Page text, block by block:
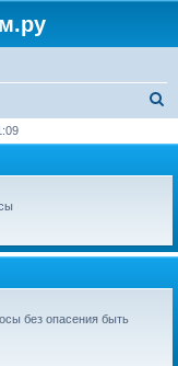
r
без опасения быть